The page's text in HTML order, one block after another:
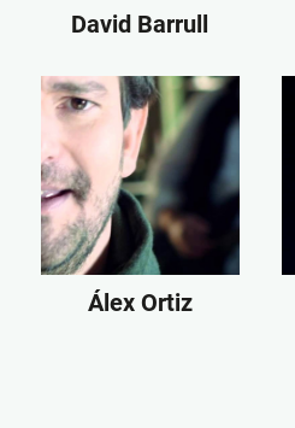
David Barrull
Álex Ortiz